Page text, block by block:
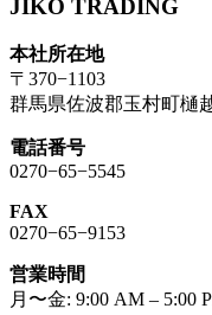
JIKO TRADING
本社所在地
〒370−1103
群馬県佐波郡玉村町樋
電話番号
0270−65−5545
FAX
0270−65−9153
営業時間
月〜金: 9:00 AM – 5:00